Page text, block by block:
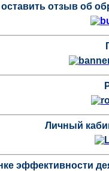
отзыв об
Личный
эффективности